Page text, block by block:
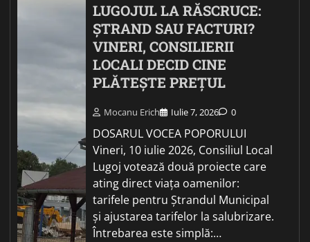
LUGOJUL LA RĂSCRUCE:
ȘTRAND SAU FACTURI?
VINERI, CONSILIERII
LOCALI DECID CINE
PLĂTEȘTE PREȚUL
Mocanu Erich Iulie 7, 2026 0
DOSARUL VOCEA POPORULUI
Vineri, 10 iulie 2026, Consiliul Local
Lugoj votează două proiecte care
ating direct viața oamenilor:
tarifele pentru Ștrandul Municipal
și ajustarea tarifelor la salubrizare.
Întrebarea este simplă:…